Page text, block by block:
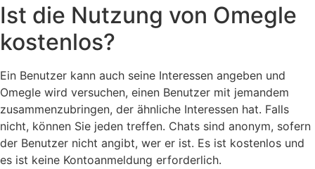
Ist die Nutzung von Omegle
kostenlos?
Ein Benutzer kann auch seine Interessen angeben und
Omegle wird versuchen, einen Benutzer mit jemandem
zusammenzubringen, der ähnliche Interessen hat. Falls
nicht, können Sie jeden treffen. Chats sind anonym, sofern
der Benutzer nicht angibt, wer er ist. Es ist kostenlos und
es ist keine Kontoanmeldung erforderlich.